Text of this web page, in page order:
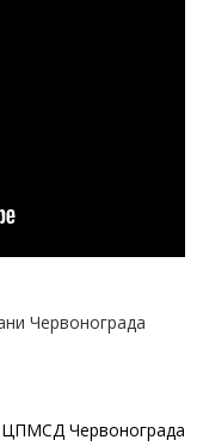
Червонограда
ЦПМСД Червонограда